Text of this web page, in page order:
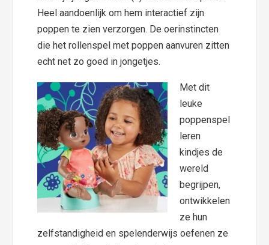
Heel aandoenlijk om hem interactief zijn
poppen te zien verzorgen. De oerinstincten
die het rollenspel met poppen aanvuren zitten
echt net zo goed in jongetjes.
Met dit
leuke
poppenspel
leren
kindjes de
wereld
begrijpen,
ontwikkelen
ze hun
zelfstandigheid en spelenderwijs oefenen ze